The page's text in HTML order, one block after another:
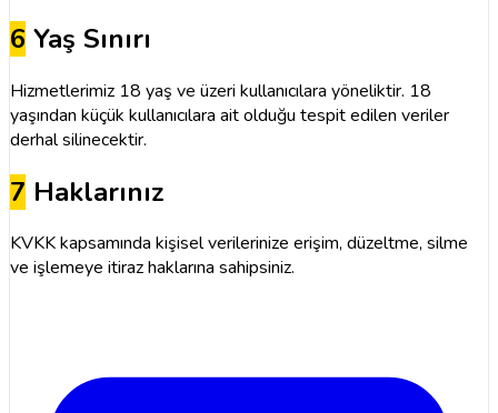
6 Yaş Sınırı
Hizmetlerimiz 18 yaş ve üzeri kullanıcılara yöneliktir. 18
yaşından küçük kullanıcılara ait olduğu tespit edilen veriler
derhal silinecektir.
7 Haklarınız
KVKK kapsamında kişisel verilerinize erişim, düzeltme, silme
ve işlemeye itiraz haklarına sahipsiniz.